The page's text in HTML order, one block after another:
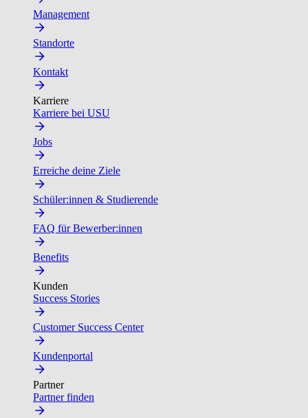
Management
Standorte
Kontakt
Karriere
Karriere bei USU
Jobs
Erreiche deine Ziele
Schüler:innen & Studierende
FAQ für Bewerber:innen
Benefits
Kunden
Success Stories
Customer Success Center
Kundenportal
Partner
Partner finden